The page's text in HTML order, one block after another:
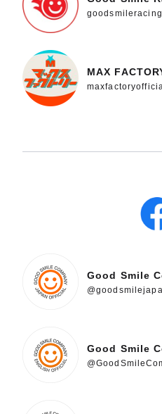
MAX
Good Smile
Good Smile